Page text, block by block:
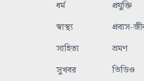
ধর্ম
প্রযুক্তি
স্বাস্থ্য
প্রবাস-
সাহিত্য
ভ্রমণ
সুখবর
ভিডিও